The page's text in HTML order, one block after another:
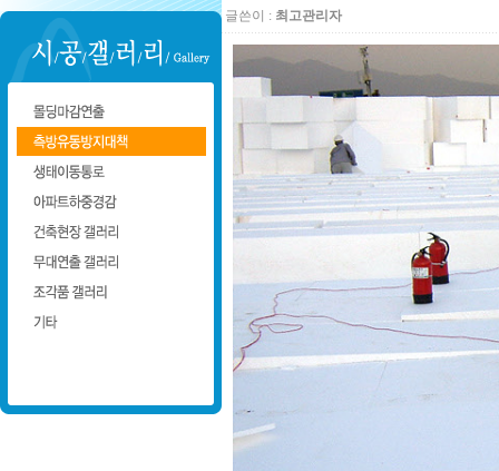
글쓴이 : 최고관리자